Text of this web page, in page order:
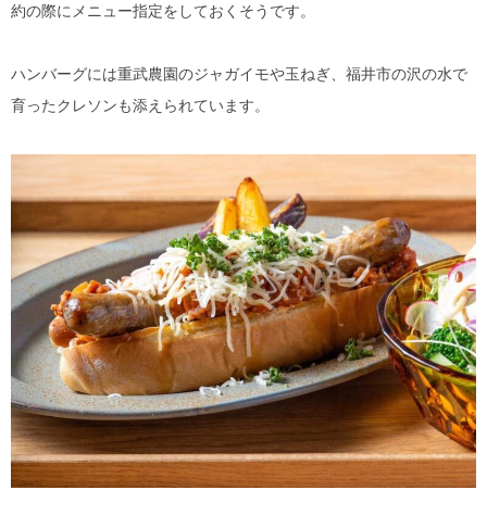
約の際にメニュー指定をしておくそうです。
ハンバーグには重武農園のジャガイモや玉ねぎ、福井市の沢の水で
育ったクレソンも添えられています。